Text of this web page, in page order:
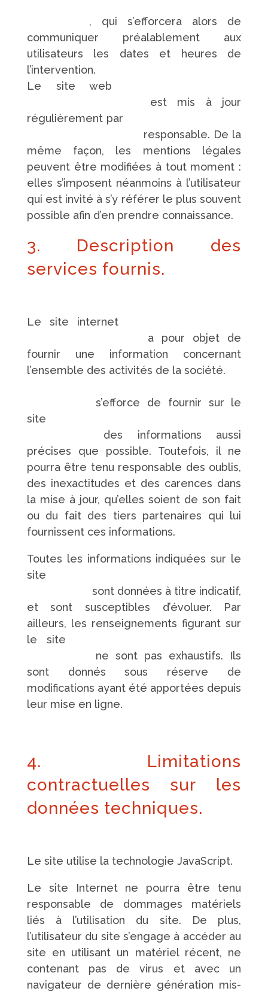
, qui s’efforcera alors de
communiquer préalablement aux
utilisateurs les dates et heures de
l’intervention.
Le site web
est mis à jour
régulièrement par
responsable. De la
même façon, les mentions légales
peuvent être modifiées à tout moment :
elles s’imposent néanmoins à l’utilisateur
qui est invité à s’y référer le plus souvent
possible afin d’en prendre connaissance.
3. Description des
services fournis.
Le site internet
a pour objet de
fournir une information concernant
l’ensemble des activités de la société.
s’efforce de fournir sur le
site
des informations aussi
précises que possible. Toutefois, il ne
pourra être tenu responsable des oublis,
des inexactitudes et des carences dans
la mise à jour, qu’elles soient de son fait
ou du fait des tiers partenaires qui lui
fournissent ces informations.
Toutes les informations indiquées sur le
site
sont données à titre indicatif,
et sont susceptibles d’évoluer. Par
ailleurs, les renseignements figurant sur
le site
ne sont pas exhaustifs. Ils
sont donnés sous réserve de
modifications ayant été apportées depuis
leur mise en ligne.
4. Limitations
contractuelles sur les
données techniques.
Le site utilise la technologie JavaScript.
Le site Internet ne pourra être tenu
responsable de dommages matériels
liés à l’utilisation du site. De plus,
l’utilisateur du site s’engage à accéder au
site en utilisant un matériel récent, ne
contenant pas de virus et avec un
navigateur de dernière génération mis-